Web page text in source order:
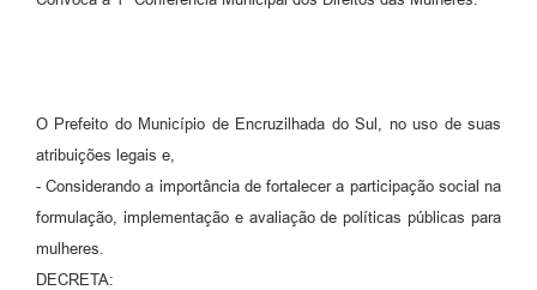
O Prefeito do Município de Encruzilhada do Sul, no uso de suas
atribuições legais e,
- Considerando a importância de fortalecer a participação social na
formulação, implementação e avaliação de políticas públicas para
mulheres.
DECRETA: